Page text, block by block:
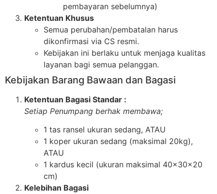
pembayaran sebelumnya)
Ketentuan Khusus
Semua perubahan/pembatalan harus
dikonfirmasi via CS resmi.
Kebijakan ini berlaku untuk menjaga kualitas
layanan bagi semua pelanggan.
Kebijakan Barang Bawaan dan Bagasi
Ketentuan Bagasi Standar :
Setiap Penumpang berhak membawa;
1 tas ransel ukuran sedang, ATAU
1 koper ukuran sedang (maksimal 20kg),
ATAU
1 kardus kecil (ukuran maksimal 40x30x20
cm)
Kelebihan Bagasi